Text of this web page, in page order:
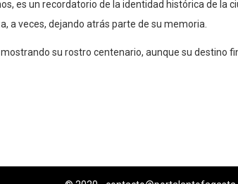
es un recordatorio de la identidad histórica de la
a veces, dejando atrás parte de su memoria.
su rostro centenario, aunque su destino